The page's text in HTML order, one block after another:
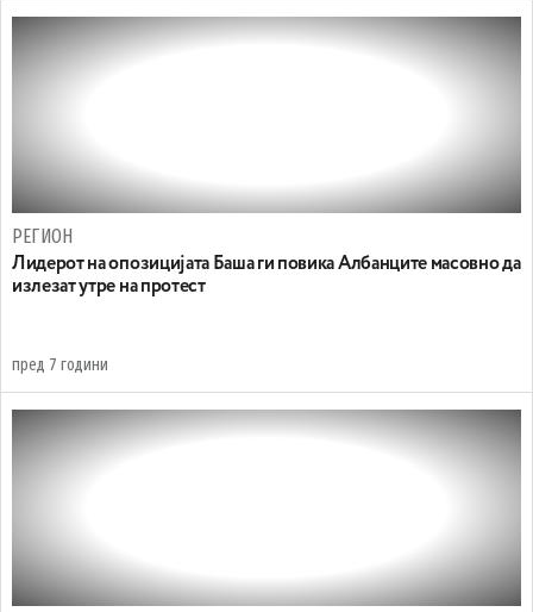
РЕГИОН
Лидерот на опозицијата Баша ги повика Албанците масовно да
излезат утре на протест
пред 7 години